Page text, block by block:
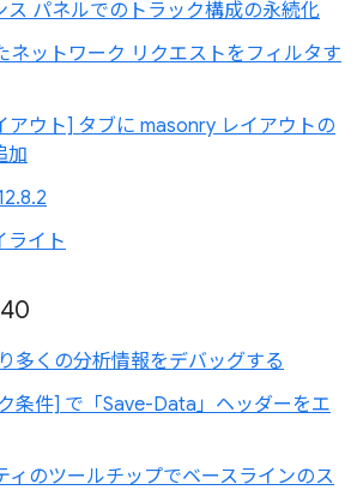
ス パネルでのトラック構成の永続化
ネットワーク リクエストをフィルタす
アウト] タブに masonry レイアウトの
加
ライト
多くの分析情報をデバッグする
条件] で「Save-Data」ヘッダーをエ
ィのツールチップでベースラインのス